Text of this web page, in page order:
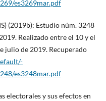
es3269mar.pdf
(2019b): Estudio núm. 3248
Realizado entre el 10 y el
julio de 2019. Recuperado
es3248mar.pdf
electorales y sus efectos en